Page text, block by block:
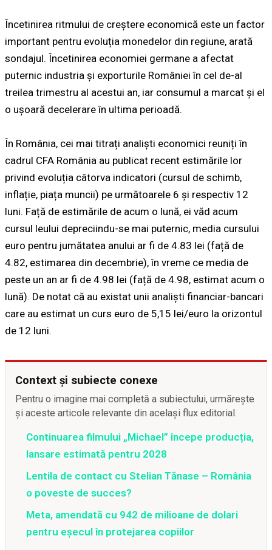
Încetinirea ritmului de creștere economică este un factor
important pentru evoluția monedelor din regiune, arată
sondajul. Încetinirea economiei germane a afectat
puternic industria și exporturile României în cel de-al
treilea trimestru al acestui an, iar consumul a marcat și el
o ușoară decelerare în ultima perioadă.
În România, cei mai titrați analiști economici reuniți în
cadrul CFA România au publicat recent estimările lor
privind evoluția câtorva indicatori (cursul de schimb,
inflație, piața muncii) pe următoarele 6 și respectiv 12
luni. Față de estimările de acum o lună, ei văd acum
cursul leului depreciindu-se mai puternic, media cursului
euro pentru jumătatea anului ar fi de 4.83 lei (față de
4.82, estimarea din decembrie), în vreme ce media de
peste un an ar fi de 4.98 lei (față de 4.98, estimat acum o
lună). De notat că au existat unii analiști financiar-bancari
care au estimat un curs euro de 5,15 lei/euro la orizontul
de 12 luni.
Context și subiecte conexe
Pentru o imagine mai completă a subiectului, urmărește
și aceste articole relevante din același flux editorial.
Continuarea filmului „Michael” începe producția,
lansare estimată pentru 2028
Lentila de contact cu Stelian Tănase – România
o poveste de succes?
Meta, amendată cu 942 de milioane de dolari
pentru eșecul în protejarea copiilor